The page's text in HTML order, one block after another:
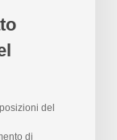
del
di